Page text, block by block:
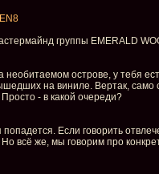
группы EMERALD
острове, у тебя
на виниле. Вертак, само
- в какой очереди?
попадется. Если говорить
всё же, мы говорим про